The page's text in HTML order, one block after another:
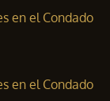
en el Condado
en el Condado